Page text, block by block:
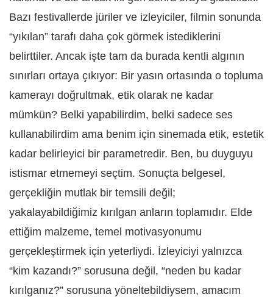
Bazı festivallerde jüriler ve izleyiciler, filmin sonunda
“yıkılan” tarafı daha çok görmek istediklerini
belirttiler. Ancak işte tam da burada kentli algının
sınırları ortaya çıkıyor: Bir yasın ortasında o topluma
kamerayı doğrultmak, etik olarak ne kadar
mümkün? Belki yapabilirdim, belki sadece ses
kullanabilirdim ama benim için sinemada etik, estetik
kadar belirleyici bir parametredir. Ben, bu duyguyu
istismar etmemeyi seçtim. Sonuçta belgesel,
gerçekliğin mutlak bir temsili değil;
yakalayabildiğimiz kırılgan anların toplamıdır. Elde
ettiğim malzeme, temel motivasyonumu
gerçekleştirmek için yeterliydi. İzleyiciyi yalnızca
“kim kazandı?” sorusuna değil, “neden bu kadar
kırılganız?” sorusuna yöneltebildiysem, amacım